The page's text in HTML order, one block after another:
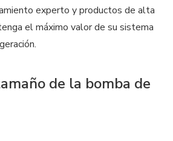
experto y productos de alta
el máximo valor de su sistema
de la bomba de